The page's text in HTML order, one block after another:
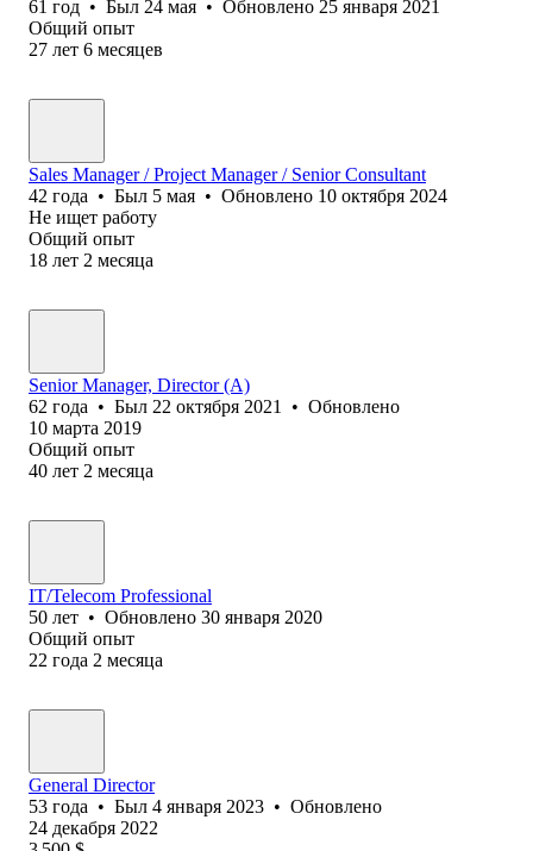
61 год • Был 24 мая • Обновлено 25 января 2021
Общий опыт
27 лет 6 месяцев
Sales Manager / Project Manager / Senior Consultant
42 года • Был 5 мая • Обновлено 10 октября 2024
Не ищет работу
Общий опыт
18 лет 2 месяца
Senior Manager, Director (A)
62 года • Был 22 октября 2021 • Обновлено
10 марта 2019
Общий опыт
40 лет 2 месяца
IT/Telecom Professional
50 лет • Обновлено 30 января 2020
Общий опыт
22 года 2 месяца
General Director
53 года • Был 4 января 2023 • Обновлено
24 декабря 2022